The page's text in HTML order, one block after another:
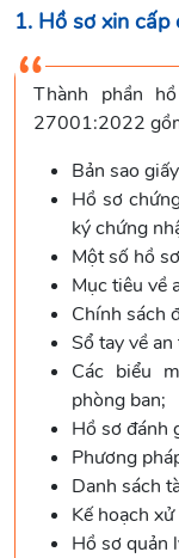
1. Hồ sơ xin
Thành phần
27001:2022
Bản sao
Hồ sơ
ký chứng
Một số hồ
Mục tiêu về
Chính sách
Sổ tay về
Các biểu
phòng ban;
Hồ sơ đánh
Phương
Danh sách
Kế hoạch
Hồ sơ quản